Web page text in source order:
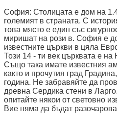
София: Столицата е дом на
големият в страната. С
това място е един със
миришат на рози в. София е
известните църкви в цяла
Този 14 - ти век църквата е
Също така имате известния
както и прочутия град
година. Не забравяйте да
древна Сердика стени в
опитайте някои от световно
Вие няма да бъдат